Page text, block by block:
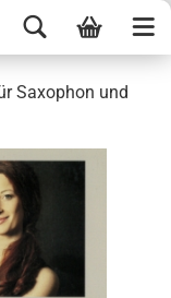
Saxophon und